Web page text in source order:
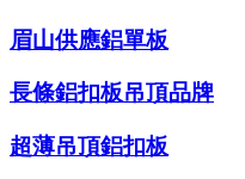
眉山供應鋁單板
長條鋁扣板吊頂品牌
超薄吊頂鋁扣板